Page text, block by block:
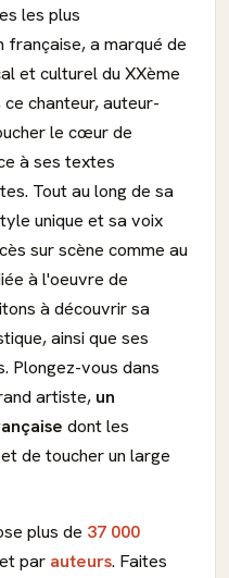
les plus
française, a marqué de
et culturel du XXème
chanteur, auteur-
le cœur de
à ses textes
Tout au long de sa
unique et sa voix
sur scène comme au
à l'oeuvre de
à découvrir sa
ainsi que ses
Plongez-vous dans
artiste, un
dont les
de toucher un large
plus de 37 000
et par auteurs. Faites